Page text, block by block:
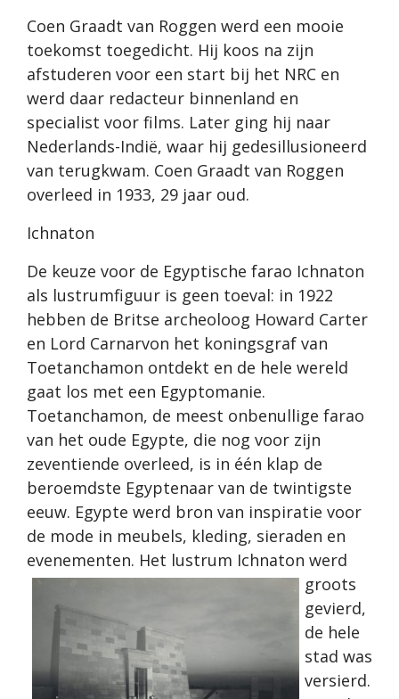
Coen Graadt van Roggen werd een mooie
toekomst toegedicht. Hij koos na zijn
afstuderen voor een start bij het NRC en
werd daar redacteur binnenland en
specialist voor films. Later ging hij naar
Nederlands-Indië, waar hij gedesillusioneerd
van terugkwam. Coen Graadt van Roggen
overleed in 1933, 29 jaar oud.
Ichnaton
De keuze voor de Egyptische farao Ichnaton
als lustrumfiguur is geen toeval: in 1922
hebben de Britse archeoloog Howard Carter
en Lord Carnarvon het koningsgraf van
Toetanchamon ontdekt en de hele wereld
gaat los met een Egyptomanie.
Toetanchamon, de meest onbenullige farao
van het oude Egypte, die nog voor zijn
zeventiende overleed, is in één klap de
beroemdste Egyptenaar van de twintigste
eeuw. Egypte werd bron van inspiratie voor
de mode in meubels, kleding, sieraden en
evenementen. Het lustrum Ichnaton werd
groots
gevierd,
de hele
stad was
versierd.